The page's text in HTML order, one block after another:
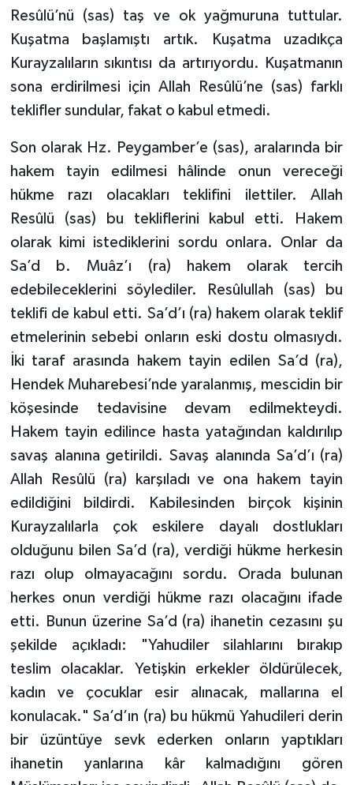
Resûlü’nü (sas) taş ve ok yağmuruna tuttular.
Kuşatma başlamıştı artık. Kuşatma uzadıkça
Kurayzalıların sıkıntısı da artırıyordu. Kuşatmanın
sona erdirilmesi için Allah Resûlü’ne (sas) farklı
teklifler sundular, fakat o kabul etmedi.
Son olarak Hz. Peygamber’e (sas), aralarında bir
hakem tayin edilmesi hâlinde onun vereceği
hükme razı olacakları teklifini ilettiler. Allah
Resûlü (sas) bu tekliflerini kabul etti. Hakem
olarak kimi istediklerini sordu onlara. Onlar da
Sa’d b. Muâz’ı (ra) hakem olarak tercih
edebileceklerini söylediler. Resûlullah (sas) bu
teklifi de kabul etti. Sa’d’ı (ra) hakem olarak teklif
etmelerinin sebebi onların eski dostu olmasıydı.
İki taraf arasında hakem tayin edilen Sa’d (ra),
Hendek Muharebesi’nde yaralanmış, mescidin bir
köşesinde tedavisine devam edilmekteydi.
Hakem tayin edilince hasta yatağından kaldırılıp
savaş alanına getirildi. Savaş alanında Sa’d’ı (ra)
Allah Resûlü (ra) karşıladı ve ona hakem tayin
edildiğini bildirdi. Kabilesinden birçok kişinin
Kurayzalılarla çok eskilere dayalı dostlukları
olduğunu bilen Sa’d (ra), verdiği hükme herkesin
razı olup olmayacağını sordu. Orada bulunan
herkes onun verdiği hükme razı olacağını ifade
etti. Bunun üzerine Sa’d (ra) ihanetin cezasını şu
şekilde açıkladı: "Yahudiler silahlarını bırakıp
teslim olacaklar. Yetişkin erkekler öldürülecek,
kadın ve çocuklar esir alınacak, mallarına el
konulacak." Sa’d’ın (ra) bu hükmü Yahudileri derin
bir üzüntüye sevk ederken onların yaptıkları
ihanetin yanlarına kâr kalmadığını gören